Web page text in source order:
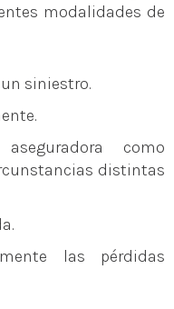
modalidades de
siniestro.
como
distintas
las pérdidas